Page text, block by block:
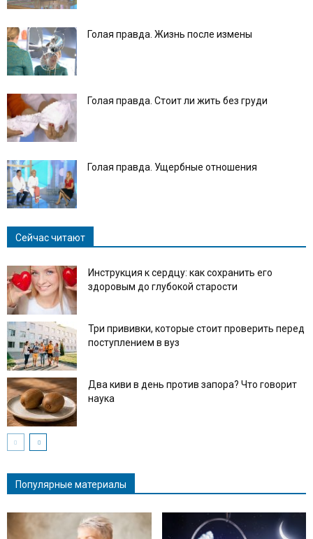
Голая правда. Жизнь после измены
Голая правда. Стоит ли жить без груди
Голая правда. Ущербные отношения
Сейчас читают
Инструкция к сердцу: как сохранить его
здоровым до глубокой старости
Три прививки, которые стоит проверить перед
поступлением в вуз
Два киви в день против запора? Что говорит
наука
Популярные материалы